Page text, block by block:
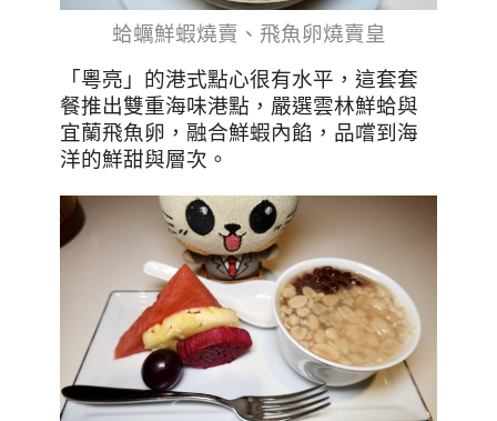
蛤蠣鮮蝦燒賣、飛魚卵燒賣皇
「粵亮」的港式點心很有水平，這套套
餐推出雙重海味港點，嚴選雲林鮮蛤與
宜蘭飛魚卵，融合鮮蝦內餡，品嚐到海
洋的鮮甜與層次。